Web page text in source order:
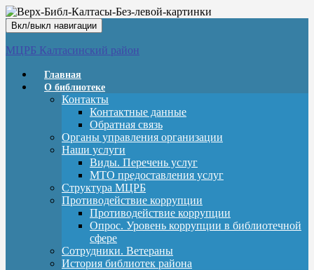
Вкл/выкл навигации
МЦРБ Калтасинский район
Главная
О библиотеке
Контакты
Контактные данные
Обратная связь
Органы управления организации
Наши услуги
Виды. Перечень услуг
МТО предоставления услуг
Структура МЦРБ
Противодействие коррупции
Противодействие коррупции
Опрос. Уровень коррупции в библиотечной
сфере
Сотрудники. Ветераны
История библиотек района